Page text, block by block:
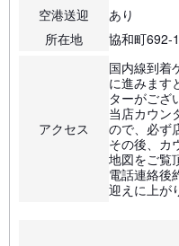
空港送迎
あり
所在地
協和町692-1
アクセス
国内線到着
に進みます
ターがござ
当店カウン
ので、必ず
その後、カ
地図をご覧
電話連絡後
迎えに上が